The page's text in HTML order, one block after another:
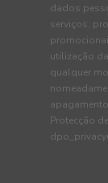
dados
serviços,
utilização
qualquer
Protecção